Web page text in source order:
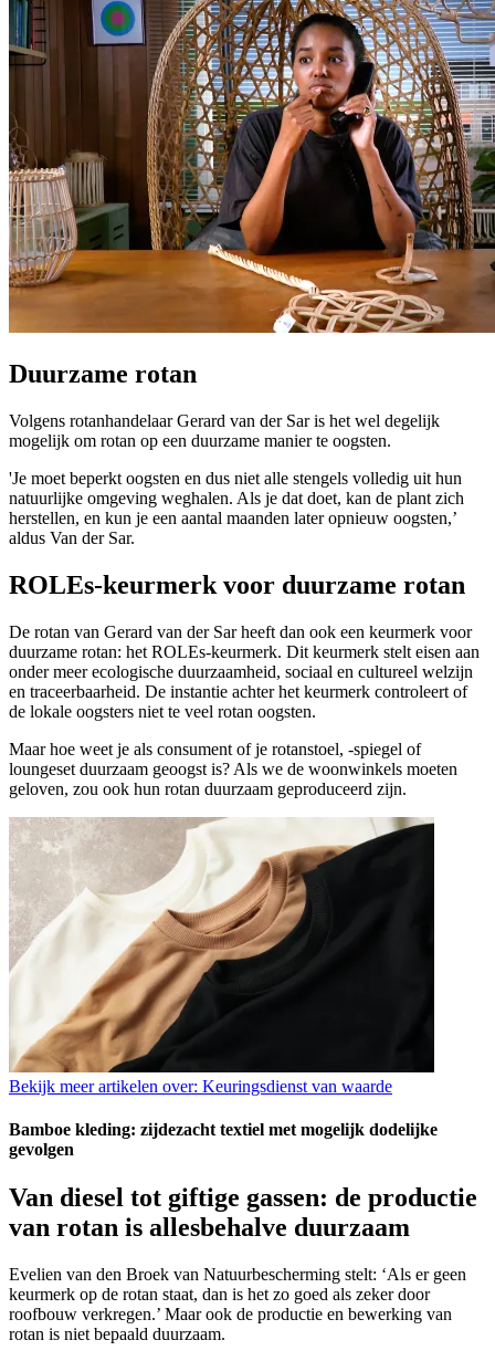
Duurzame rotan
Volgens rotanhandelaar Gerard van der Sar is het wel degelijk
mogelijk om rotan op een duurzame manier te oogsten.
'Je moet beperkt oogsten en dus niet alle stengels volledig uit hun
natuurlijke omgeving weghalen. Als je dat doet, kan de plant zich
herstellen, en kun je een aantal maanden later opnieuw oogsten,’
aldus Van der Sar.
ROLEs-keurmerk voor duurzame rotan
De rotan van Gerard van der Sar heeft dan ook een keurmerk voor
duurzame rotan: het ROLEs-keurmerk. Dit keurmerk stelt eisen aan
onder meer ecologische duurzaamheid, sociaal en cultureel welzijn
en traceerbaarheid. De instantie achter het keurmerk controleert of
de lokale oogsters niet te veel rotan oogsten.
Maar hoe weet je als consument of je rotanstoel, -spiegel of
loungeset duurzaam geoogst is? Als we de woonwinkels moeten
geloven, zou ook hun rotan duurzaam geproduceerd zijn.
Bekijk meer artikelen over: Keuringsdienst van waarde
Bamboe kleding: zijdezacht textiel met mogelijk dodelijke
gevolgen
Van diesel tot giftige gassen: de productie
van rotan is allesbehalve duurzaam
Evelien van den Broek van Natuurbescherming stelt: ‘Als er geen
keurmerk op de rotan staat, dan is het zo goed als zeker door
roofbouw verkregen.’ Maar ook de productie en bewerking van
rotan is niet bepaald duurzaam.